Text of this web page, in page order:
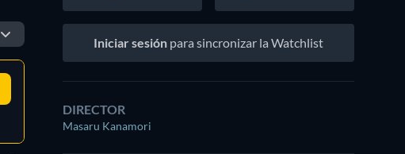
Iniciar sesión para sincronizar la Watchlist
DIRECTOR
Masaru Kanamori